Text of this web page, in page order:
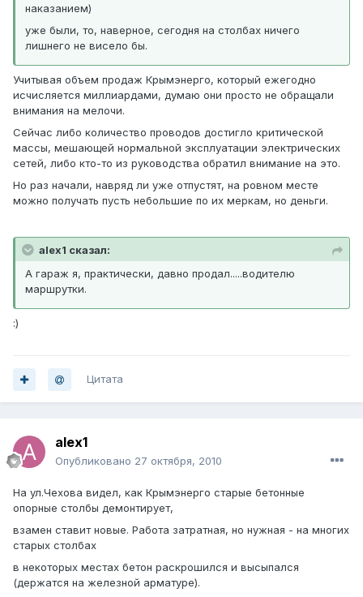
наказанием)
уже были, то, наверное, сегодня на столбах ничего
лишнего не висело бы.
Учитывая объем продаж Крымэнерго, который ежегодно
исчисляется миллиардами, думаю они просто не обращали
внимания на мелочи.
Сейчас либо количество проводов достигло критической
массы, мешающей нормальной эксплуатации электрических
сетей, либо кто-то из руководства обратил внимание на это.
Но раз начали, навряд ли уже отпустят, на ровном месте
можно получать пусть небольшие по их меркам, но деньги.
alex1 сказал:
А гараж я, практически, давно продал.....водителю
маршрутки.
:)
Цитата
alex1
Опубликовано 27 октября, 2010
На ул.Чехова видел, как Крымэнерго старые бетонные
опорные столбы демонтирует,
взамен ставит новые. Работа затратная, но нужная - на многих
старых столбах
в некоторых местах бетон раскрошился и высыпался
(держатся на железной арматуре).